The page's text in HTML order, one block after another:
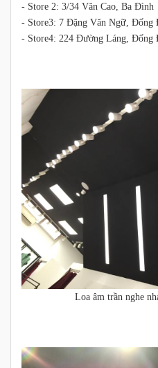
- Store 2: 3/34 Văn Cao, Ba Đình
- Store3: 7 Đặng Văn Ngữ, Đống
- Store4: 224 Đường Láng, Đống
Loa âm trần nghe